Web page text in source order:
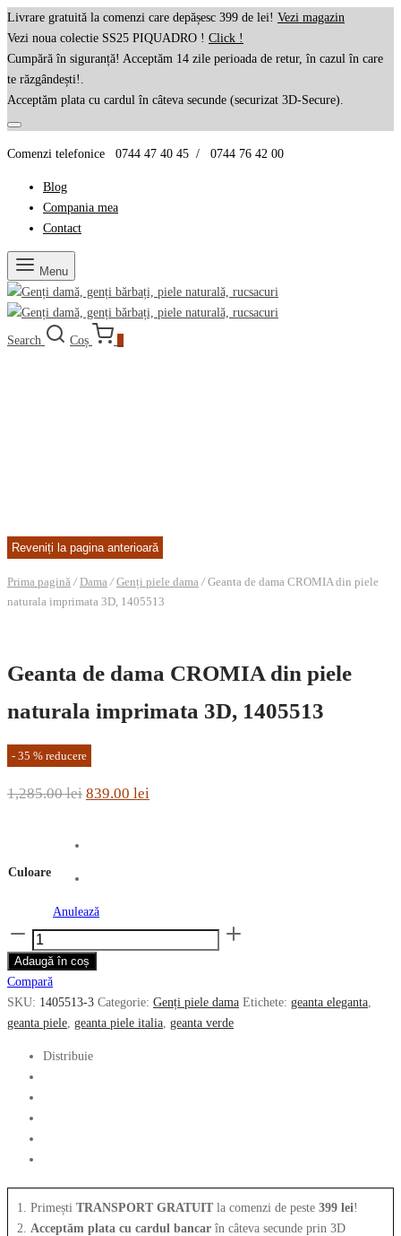
Livrare gratuită la comenzi care depășesc 399 de lei! Vezi magazin
Vezi noua colectie SS25 PIQUADRO ! Click !
Cumpără în siguranță! Acceptăm 14 zile perioada de retur, în cazul în care
te răzgândești!.
Acceptăm plata cu cardul în câteva secunde (securizat 3D-Secure).
Comenzi telefonice 0744 47 40 45 / 0744 76 42 00
Blog
Compania mea
Contact
Menu
Search Coș
Prima pagină / Dama / Genți piele dama /Geanta de dama CROMIA din piele
naturala imprimata 3D, 1405513
Geanta de dama CROMIA din piele
naturala imprimata 3D, 1405513
- 35 % reducere
1,285.00lei Prețul
839.00 lei
Culoare
Anulează
Cantitate
Geanta
de
piele
naturala
imprimata
3D,
1405513
Adaugă în coș
Compară
SKU: 1405513-3 Categorie: Genți piele dama Etichete: geanta eleganta
geanta piele geanta piele italia geanta verde
Distribuie
1. Primești TRANSPORT GRATUIT la comenzi de peste 399 lei!
2. Acceptăm plata cu cardul bancar în câteva secunde prin 3D